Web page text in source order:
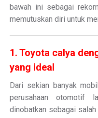
bawah ini sebagai
memutuskan diri untuk
1. Toyota calya
yang ideal
Dari sekian banyak
perusahaan otomotif
dinobatkan sebagai